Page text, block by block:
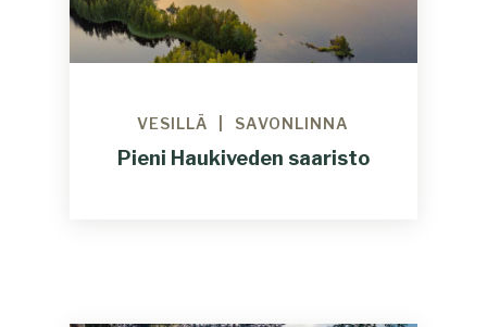
VESILLÄ SAVONLINNA
Pieni Haukiveden saaristo